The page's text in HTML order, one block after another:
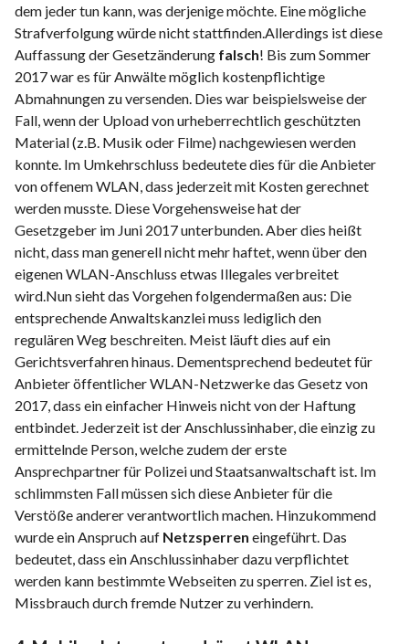
dem jeder tun kann, was derjenige möchte. Eine mögliche
Strafverfolgung würde nicht stattfinden.Allerdings ist diese
Auffassung der Gesetzänderung falsch! Bis zum Sommer
2017 war es für Anwälte möglich kostenpflichtige
Abmahnungen zu versenden. Dies war beispielsweise der
Fall, wenn der Upload von urheberrechtlich geschützten
Material (z.B. Musik oder Filme) nachgewiesen werden
konnte. Im Umkehrschluss bedeutete dies für die Anbieter
von offenem WLAN, dass jederzeit mit Kosten gerechnet
werden musste. Diese Vorgehensweise hat der
Gesetzgeber im Juni 2017 unterbunden. Aber dies heißt
nicht, dass man generell nicht mehr haftet, wenn über den
eigenen WLAN-Anschluss etwas Illegales verbreitet
wird.Nun sieht das Vorgehen folgendermaßen aus: Die
entsprechende Anwaltskanzlei muss lediglich den
regulären Weg beschreiten. Meist läuft dies auf ein
Gerichtsverfahren hinaus. Dementsprechend bedeutet für
Anbieter öffentlicher WLAN-Netzwerke das Gesetz von
2017, dass ein einfacher Hinweis nicht von der Haftung
entbindet. Jederzeit ist der Anschlussinhaber, die einzig zu
ermittelnde Person, welche zudem der erste
Ansprechpartner für Polizei und Staatsanwaltschaft ist. Im
schlimmsten Fall müssen sich diese Anbieter für die
Verstöße anderer verantwortlich machen. Hinzukommend
wurde ein Anspruch auf Netzsperren eingeführt. Das
bedeutet, dass ein Anschlussinhaber dazu verpflichtet
werden kann bestimmte Webseiten zu sperren. Ziel ist es,
Missbrauch durch fremde Nutzer zu verhindern.